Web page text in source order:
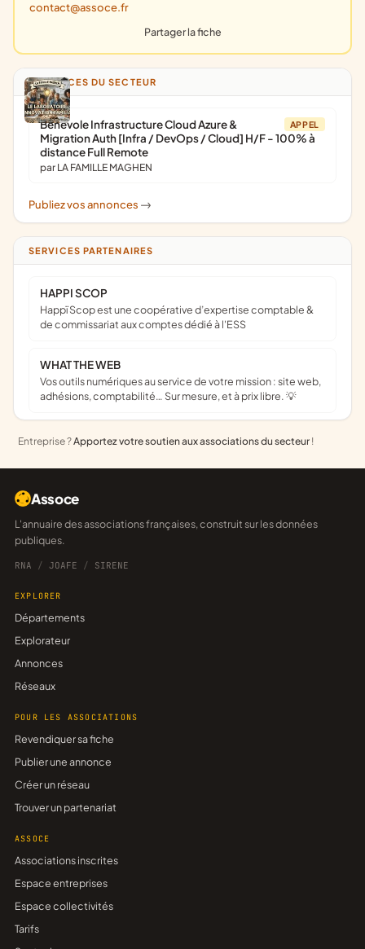
contact@assoce.fr
Partager la fiche
ANNONCES DU SECTEUR
APPEL
Bénévole Infrastructure Cloud Azure &
Migration Auth [Infra / DevOps / Cloud] H/F - 100% à
distance Full Remote
par LA FAMILLE MAGHEN
Publiez vos annonces ->
SERVICES PARTENAIRES
HAPPI SCOP
Happï Scop est une coopérative d’expertise comptable &
de commissariat aux comptes dédié à l'ESS
WHAT THE WEB
Vos outils numériques au service de votre mission : site web,
adhésions, comptabilité… Sur mesure, et à prix libre. 💡
Entreprise ?Apportez votre soutien aux associations du secteur !
Assoce
L'annuaire des associations françaises, construit sur les données
publiques.
RNA / JOAFE / SIRENE
EXPLORER
Départements
Explorateur
Annonces
Réseaux
POUR LES ASSOCIATIONS
Revendiquer sa fiche
Publier une annonce
Créer un réseau
Trouver un partenariat
ASSOCE
Associations inscrites
Espace entreprises
Espace collectivités
Tarifs